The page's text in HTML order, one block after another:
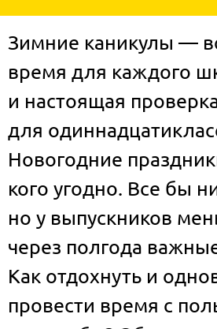
Зимние каникулы —
время для каждого
и настоящая
для
Новогодние
кого угодно. Все бы
но у выпускников
через полгода
Как отдохнуть и
провести время с